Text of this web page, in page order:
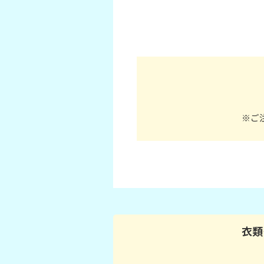
※ご
衣